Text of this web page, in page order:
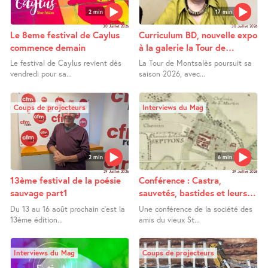
2 min
30 Juillet 2026
Le 8eme festival de Caylus
commence demain
Le festival de Caylus revient dès
vendredi pour sa...
17 min
30 Juillet 2026
Curriculum BD, nouvelle expo
à la galerie la Tour de
Montsalès
La Tour de Montsalès poursuit sa
saison 2026, avec...
2 min
Coups de projecteurs
29 Juillet 2026
13ème festival de la poésie
sauvage part1
Du 13 au 16 août prochain c’est la
13ème édition...
6 min
Interviews du Mag
29 Juillet 2026
Conférence : Castra,
sauvetés, bastides et leurs
extensions entre Bas Quercy
et Bas Rouergue
Une conférence de la société des
amis du vieux St...
Interviews du Mag Coups de projecteurs